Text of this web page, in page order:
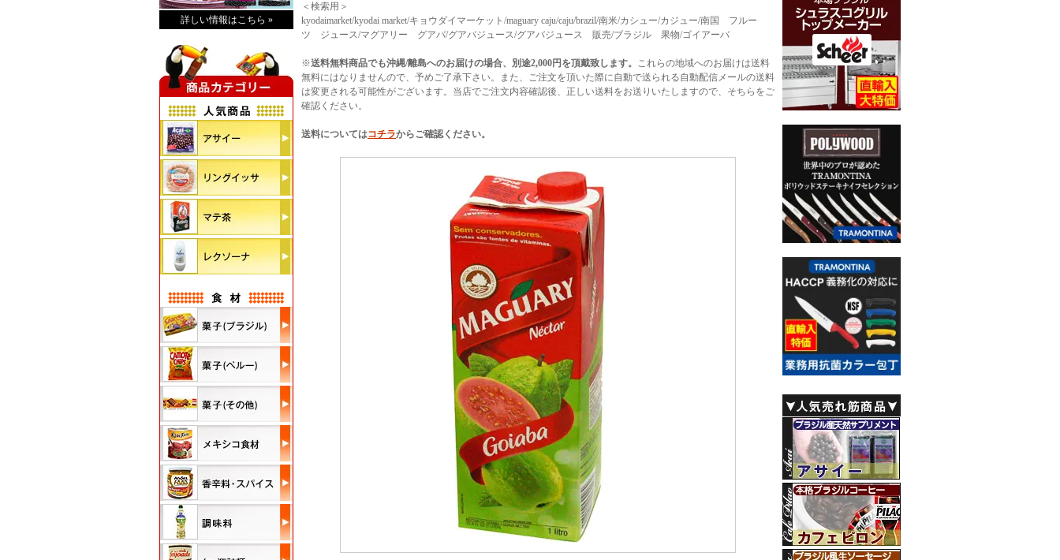
詳しい情報はこちら »
＜検索用＞
kyodaimarket/kyodai market/キョウダイマーケット/maguary caju/caju/brazil/南米/カシュー/カジュー/南国 フルー
ツ ジュース/マグアリー グアバ/グアバジュース/グアバジュース 販売/ブラジル 果物/ゴイアーバ
※送料無料商品でも沖縄/離島へのお届けの場合、別途2,000円を頂戴致します。 これらの地域へのお届けは送料
無料にはなりませんので、予めご了承下さい。また、ご注文を頂いた際に自動で送られる自動配信メールの送料
は変更される可能性がございます。当店でご注文内容確認後、正しい送料をお送りいたしますので、そちらをご
確認ください。
送料についてはコチラからご確認ください。